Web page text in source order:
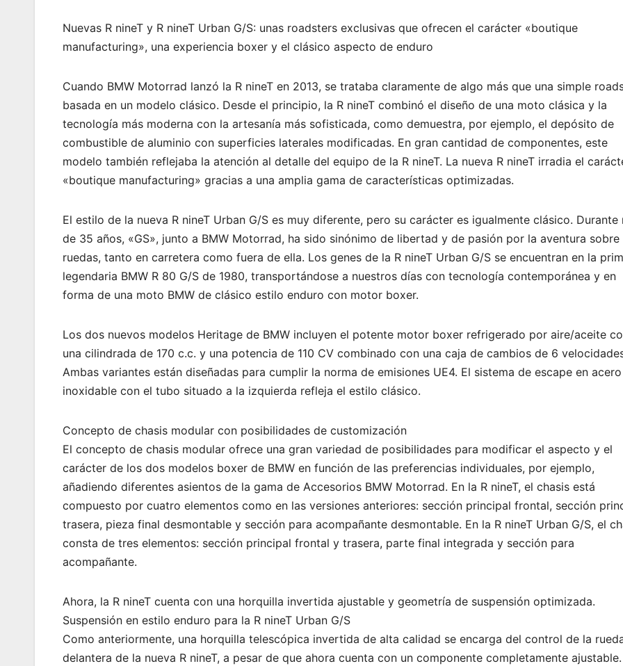
Nuevas R nineT y R nineT Urban G/S: unas roadsters exclusivas que ofrecen el carácter «boutique
manufacturing», una experiencia boxer y el clásico aspecto de enduro
Cuando BMW Motorrad lanzó la R nineT en 2013, se trataba claramente de algo más que una simple
basada en un modelo clásico. Desde el principio, la R nineT combinó el diseño de una moto clásica y la
tecnología más moderna con la artesanía más sofisticada, como demuestra, por ejemplo, el depósito de
combustible de aluminio con superficies laterales modificadas. En gran cantidad de componentes, este
modelo también reflejaba la atención al detalle del equipo de la R nineT. La nueva R nineT irradia el
«boutique manufacturing» gracias a una amplia gama de características optimizadas.
El estilo de la nueva R nineT Urban G/S es muy diferente, pero su carácter es igualmente clásico. Durante
de 35 años, «GS», junto a BMW Motorrad, ha sido sinónimo de libertad y de pasión por la aventura sobre
ruedas, tanto en carretera como fuera de ella. Los genes de la R nineT Urban G/S se encuentran en la
legendaria BMW R 80 G/S de 1980, transportándose a nuestros días con tecnología contemporánea y en
forma de una moto BMW de clásico estilo enduro con motor boxer.
Los dos nuevos modelos Heritage de BMW incluyen el potente motor boxer refrigerado por aire/aceite
una cilindrada de 170 c.c. y una potencia de 110 CV combinado con una caja de cambios de 6
Ambas variantes están diseñadas para cumplir la norma de emisiones UE4. El sistema de escape en acero
inoxidable con el tubo situado a la izquierda refleja el estilo clásico.
Concepto de chasis modular con posibilidades de customización
El concepto de chasis modular ofrece una gran variedad de posibilidades para modificar el aspecto y el
carácter de los dos modelos boxer de BMW en función de las preferencias individuales, por ejemplo,
añadiendo diferentes asientos de la gama de Accesorios BMW Motorrad. En la R nineT, el chasis está
compuesto por cuatro elementos como en las versiones anteriores: sección principal frontal, sección
trasera, pieza final desmontable y sección para acompañante desmontable. En la R nineT Urban G/S, el
consta de tres elementos: sección principal frontal y trasera, parte final integrada y sección para
acompañante.
Ahora, la R nineT cuenta con una horquilla invertida ajustable y geometría de suspensión optimizada.
Suspensión en estilo enduro para la R nineT Urban G/S
Como anteriormente, una horquilla telescópica invertida de alta calidad se encarga del control de la
delantera de la nueva R nineT, a pesar de que ahora cuenta con un componente completamente